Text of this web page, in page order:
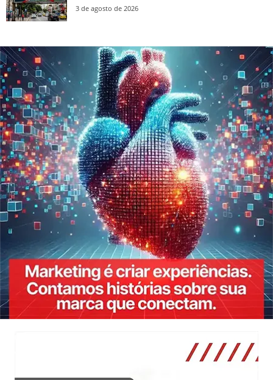
3 de agosto de 2026